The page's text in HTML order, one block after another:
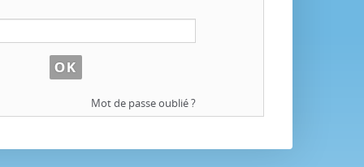
Mot de passe oublié ?